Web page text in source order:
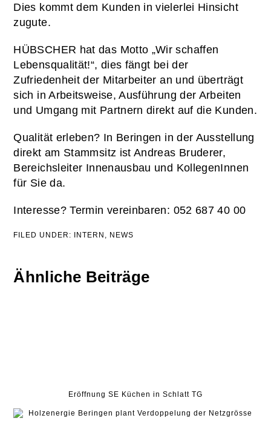
Dies kommt dem Kunden in vielerlei Hinsicht
zugute.
HÜBSCHER hat das Motto „Wir schaffen
Lebensqualität!“, dies fängt bei der
Zufriedenheit der Mitarbeiter an und überträgt
sich in Arbeitsweise, Ausführung der Arbeiten
und Umgang mit Partnern direkt auf die Kunden.
Qualität erleben? In Beringen in der Ausstellung
direkt am Stammsitz ist Andreas Bruderer,
Bereichsleiter Innenausbau und KollegenInnen
für Sie da.
Interesse? Termin vereinbaren: 052 687 40 00
FILED UNDER: INTERN , NEWS
Ähnliche Beiträge
Eröffnung SE Küchen in Schlatt TG